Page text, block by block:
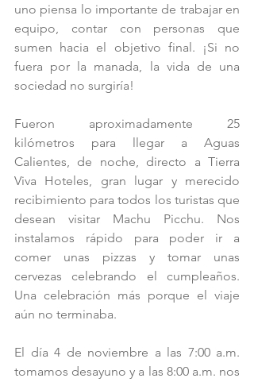
uno piensa lo importante de trabajar en
equipo, contar con personas que
sumen hacia el objetivo final. ¡Si no
fuera por la manada, la vida de una
sociedad no surgiría!
Fueron aproximadamente 25
kilómetros para llegar a Aguas
Calientes, de noche, directo a Tierra
Viva Hoteles, gran lugar y merecido
recibimiento para todos los turistas que
desean visitar Machu Picchu. Nos
instalamos rápido para poder ir a
comer unas pizzas y tomar unas
cervezas celebrando el cumpleaños.
Una celebración más porque el viaje
aún no terminaba.
El día 4 de noviembre a las 7:00 a.m.
tomamos desayuno y a las 8:00 a.m. nos